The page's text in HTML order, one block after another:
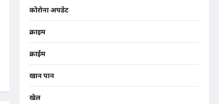
कोरोना अपडेट
क्राइम
क्राईम
खान पान
खेल